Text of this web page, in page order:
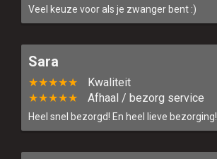
Veel keuze voor als je zwanger bent :)
Sara
★★★★★
Kwaliteit
★★★★★
Afhaal / bezorg service
Heel snel bezorgd! En heel lieve bezorging!